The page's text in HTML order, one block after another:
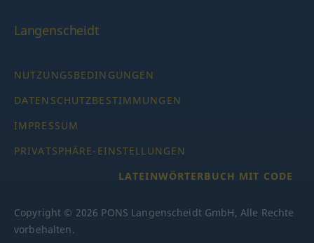
Langenscheidt
NUTZUNGSBEDINGUNGEN
DATENSCHUTZBESTIMMUNGEN
IMPRESSUM
PRIVATSPHÄRE-EINSTELLUNGEN
LATEINWÖRTERBUCH MIT CODE
Copyright © 2026 PONS Langenscheidt GmbH, Alle Rechte
vorbehalten.